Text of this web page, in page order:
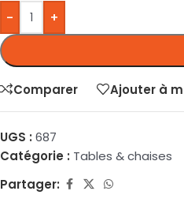
-
+
Comparer Ajouter à
UGS : 687
Catégorie : Tables & chaises
Partager: